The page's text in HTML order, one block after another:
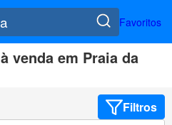
Favoritos
venda em Praia da
Filtros